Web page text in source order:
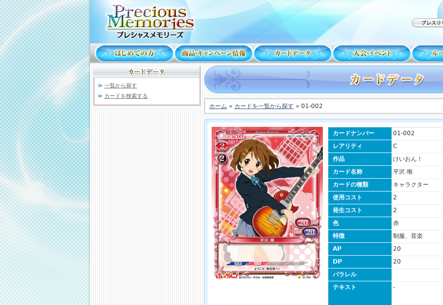
一覧から探す
カードを検索する
ホーム » カードを一覧から探す » 01-002
カードナンバー
01-002
レアリティ
C
作品
けいおん！
カード名称
平沢 唯
カードの種類
キャラクター
使用コスト
2
発生コスト
2
色
赤
特徴
制服、音楽
AP
20
DP
20
パラレル
テキスト
-